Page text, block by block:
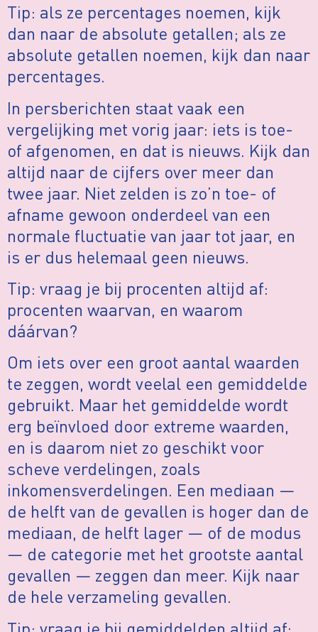
Tip: als ze percentages noemen, kijk
dan naar de absolute getallen; als ze
absolute getallen noemen, kijk dan naar
percentages.
In persberichten staat vaak een
vergelijking met vorig jaar: iets is toe-
of afgenomen, en dat is nieuws. Kijk dan
altijd naar de cijfers over meer dan
twee jaar. Niet zelden is zo’n toe- of
afname gewoon onderdeel van een
normale fluctuatie van jaar tot jaar, en
is er dus helemaal geen nieuws.
Tip: vraag je bij procenten altijd af:
procenten waarvan, en waarom
dáárvan?
Om iets over een groot aantal waarden
te zeggen, wordt veelal een gemiddelde
gebruikt. Maar het gemiddelde wordt
erg beïnvloed door extreme waarden,
en is daarom niet zo geschikt voor
scheve verdelingen, zoals
inkomensverdelingen. Een mediaan —
de helft van de gevallen is hoger dan de
mediaan, de helft lager — of de modus
— de categorie met het grootste aantal
gevallen — zeggen dan meer. Kijk naar
de hele verzameling gevallen.